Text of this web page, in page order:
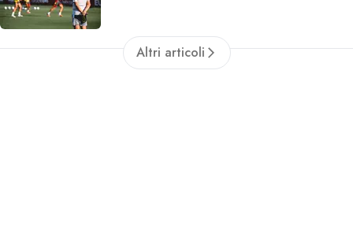
Altri articoli